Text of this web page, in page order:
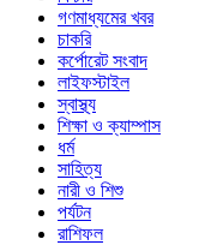
গণমাধ্যমের খবর
চাকরি
কর্পোরেট সংবাদ
লাইফস্টাইল
স্বাস্থ্য
শিক্ষা ও ক্যাম্পাস
ধর্ম
সাহিত্য
নারী ও শিশু
পর্যটন
রাশিফল